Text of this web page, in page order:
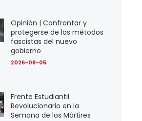
Opinión | Confrontar y
protegerse de los métodos
fascistas del nuevo
gobierno
2026-08-05
Frente Estudiantil
Revolucionario en la
Semana de los Mártires